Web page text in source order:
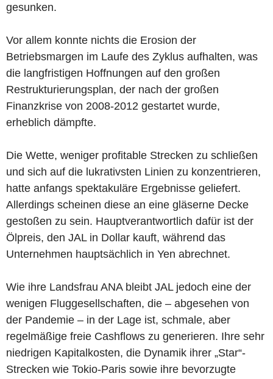
gesunken.
Vor allem konnte nichts die Erosion der
Betriebsmargen im Laufe des Zyklus aufhalten, was
die langfristigen Hoffnungen auf den großen
Restrukturierungsplan, der nach der großen
Finanzkrise von 2008-2012 gestartet wurde,
erheblich dämpfte.
Die Wette, weniger profitable Strecken zu schließen
und sich auf die lukrativsten Linien zu konzentrieren,
hatte anfangs spektakuläre Ergebnisse geliefert.
Allerdings scheinen diese an eine gläserne Decke
gestoßen zu sein. Hauptverantwortlich dafür ist der
Ölpreis, den JAL in Dollar kauft, während das
Unternehmen hauptsächlich in Yen abrechnet.
Wie ihre Landsfrau ANA bleibt JAL jedoch eine der
wenigen Fluggesellschaften, die – abgesehen von
der Pandemie – in der Lage ist, schmale, aber
regelmäßige freie Cashflows zu generieren. Ihre sehr
niedrigen Kapitalkosten, die Dynamik ihrer „Star“-
Strecken wie Tokio-Paris sowie ihre bevorzugte